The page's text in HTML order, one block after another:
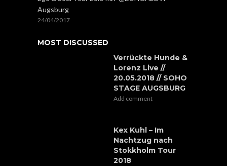
Augsburg
24/04/2017
MOST DISCUSSED
Verrückte Hunde &
Lorenz Live //
20.05.2018 // SOHO
STAGE AUGSBURG
Add comment
Kex Kuhl – Im
Nachtzug nach
Stokkholm Tour
2018